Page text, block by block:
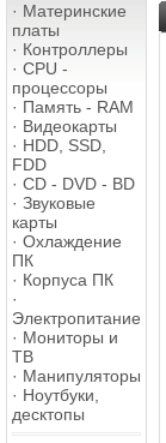
· Материнские
платы
· Контроллеры
· CPU -
процессоры
· Память - RAM
· Видеокарты
· HDD, SSD,
FDD
· CD - DVD - BD
· Звуковые
карты
· Охлаждение
ПК
· Корпуса ПК
·
Электропитание
· Мониторы и
ТВ
· Манипуляторы
· Ноутбуки,
десктопы